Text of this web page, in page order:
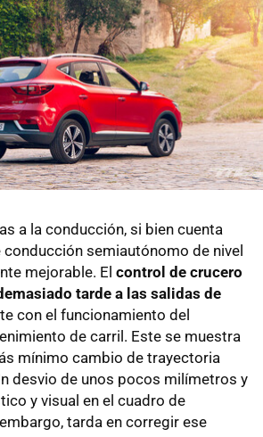
a la conducción, si bien cuenta
semiautónomo de nivel
mejorable. El control de crucero
tarde a las salidas de
con el funcionamiento del
de carril. Este se muestra
mínimo cambio de trayectoria
desvio de unos pocos milímetros y
y visual en el cuadro de
tarda en corregir ese